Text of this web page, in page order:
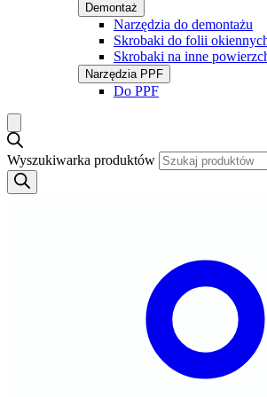
Demontaż
Narzędzia do demontażu
Skrobaki do folii
Skrobaki na inne
Narzędzia PPF
Do PPF
Wyszukiwarka produktów